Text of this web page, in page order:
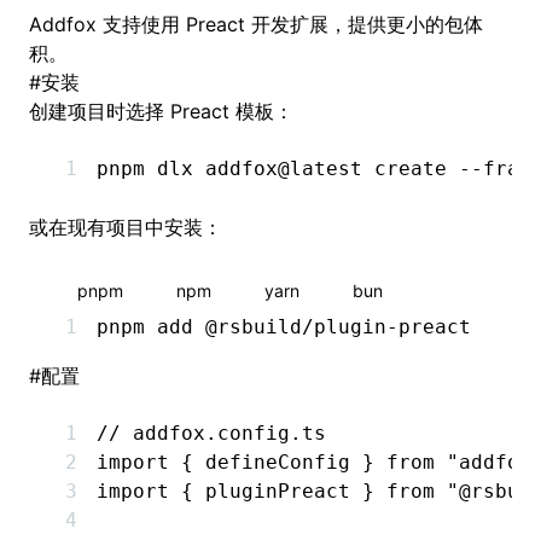
Addfox 支持使用 Preact 开发扩展，提供更小的包体
积。
#安装
创建项目时选择 Preact 模板：
pnpm dlx addfox@latest create --
或在现有项目中安装：
pnpm npm yarn bun
pnpm add @rsbuild/plugin-preact
#配置
// addfox.config.ts
import
{ defineConfig } from
import
{ pluginPreact } from